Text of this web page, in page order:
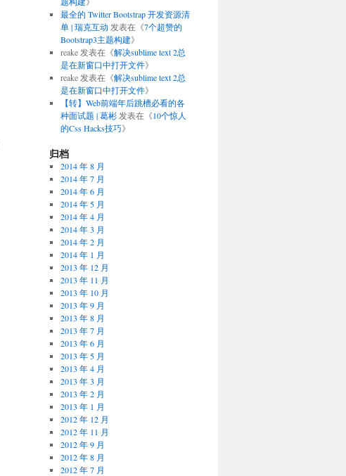
最全的 Twitter Bootstrap 开发资源清
单 | 瑞克互动 发表在《7个超赞的
Bootstrap3主题构建》
reake发表在《解决sublime text 2总
是在新窗口中打开文件》
reake发表在《解决sublime text 2总
是在新窗口中打开文件》
【转】Web前端年后跳槽必看的各
种面试题 | 葛彬发表在《10个惊人
的Css Hacks技巧》
归档
2014 年 8 月
2014 年 7 月
2014 年 6 月
2014 年 5 月
2014 年 4 月
2014 年 3 月
2014 年 2 月
2014 年 1 月
2013 年 12 月
2013 年 11 月
2013 年 10 月
2013 年 9 月
2013 年 8 月
2013 年 7 月
2013 年 6 月
2013 年 5 月
2013 年 4 月
2013 年 3 月
2013 年 2 月
2013 年 1 月
2012 年 12 月
2012 年 11 月
2012 年 9 月
2012 年 8 月
2012 年 7 月